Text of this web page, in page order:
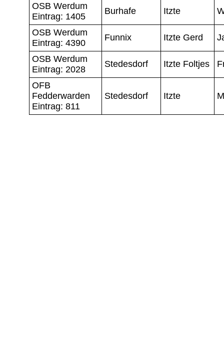
OSB Werdum
Eintrag: 1405
Burhafe Itzte
OSB Werdum
Eintrag: 4390
Funnix Itzte Gerd
OSB Werdum
Eintrag: 2028
Stedesdorf Itzte Foltjes
OFB
Fedderwarden
Eintrag: 811
Stedesdorf Itzte